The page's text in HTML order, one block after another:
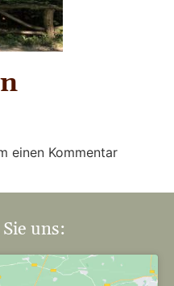
einen Kommentar
uns: